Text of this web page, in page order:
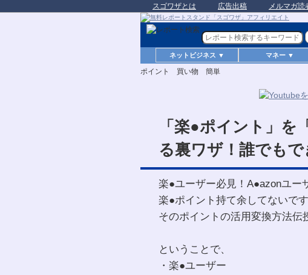
スゴワザとは 広告出稿 メルマガ読
ネットビジネス ▼ マネー ▼
ポイント 買い物 簡単
「楽●ポイント」を
る裏ワザ！誰でもで
楽●ユーザー必見！A●azonユー
楽●ポイント持て余してないで
そのポイントの活用変換方法伝
ということで、
・楽●ユーザー